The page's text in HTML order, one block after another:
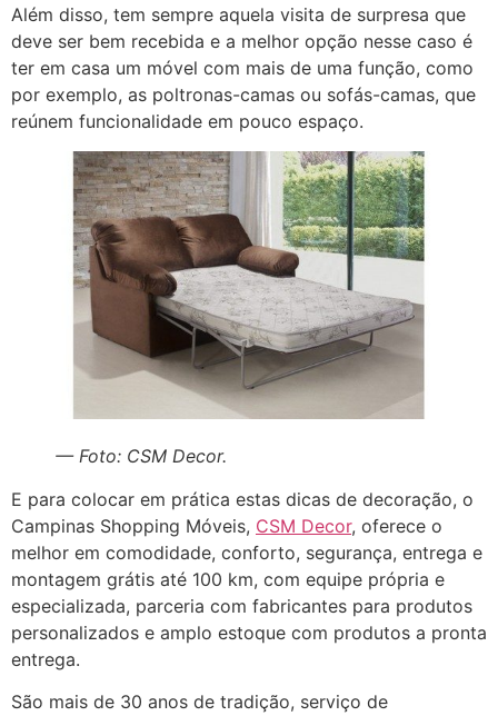
Além disso, tem sempre aquela visita de surpresa que
deve ser bem recebida e a melhor opção nesse caso é
ter em casa um móvel com mais de uma função, como
por exemplo, as poltronas-camas ou sofás-camas, que
reúnem funcionalidade em pouco espaço.
— Foto: CSM Decor.
E para colocar em prática estas dicas de decoração, o
Campinas Shopping Móveis, CSM Decor, oferece o
melhor em comodidade, conforto, segurança, entrega e
montagem grátis até 100 km, com equipe própria e
especializada, parceria com fabricantes para produtos
personalizados e amplo estoque com produtos a pronta
entrega.
São mais de 30 anos de tradição, serviço de